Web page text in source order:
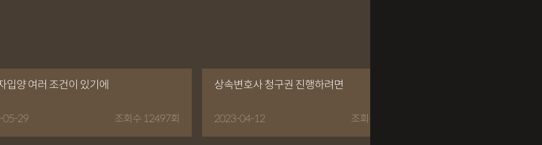
입양 여러 조건이 있기에
05-29 조회수 12497회
상속변호사 청구권 진행하려면
2023-04-12 조회수 12844회